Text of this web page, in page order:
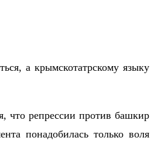
а крымскотатрскому языку
что репрессии против башкир
понадобилась только воля